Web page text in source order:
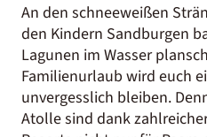
An den schneeweißen
den Kindern Sandburgen
Lagunen im Wasser
Familienurlaub wird euch
unvergesslich bleiben.
Atolle sind dank